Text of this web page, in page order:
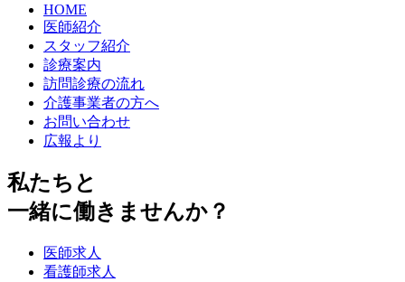
HOME
医師紹介
スタッフ紹介
診療案内
訪問診療の流れ
介護事業者の方へ
お問い合わせ
広報より
私たちと
一緒に働きませんか？
医師求人
看護師求人